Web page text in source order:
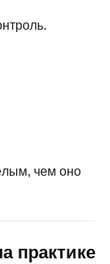
чем оно
практике